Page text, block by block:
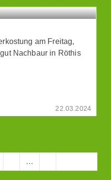
am Freitag,
Nachbaur in Röthis
22.03.2024
…